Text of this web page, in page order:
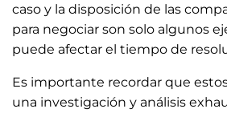
caso y la disposición de las
para negociar son solo algunos
puede afectar el tiempo de
Es importante recordar que
una investigación y análisis